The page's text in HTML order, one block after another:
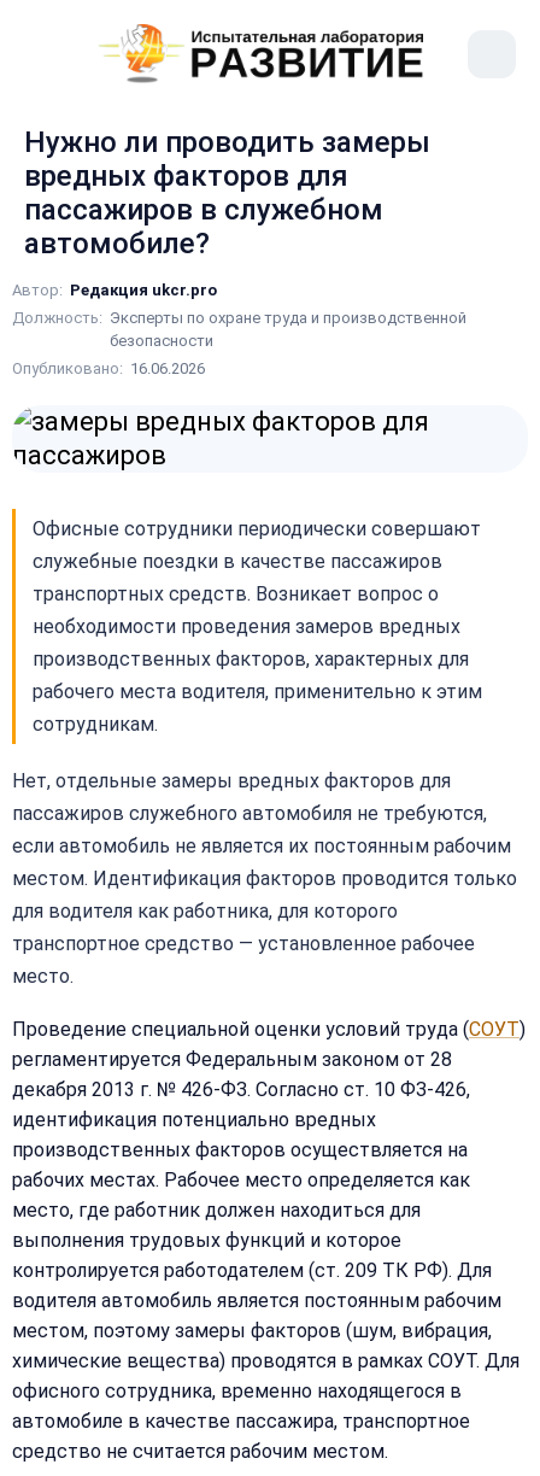
Нужно ли проводить замеры
вредных факторов для
пассажиров в служебном
автомобиле?
Автор: Редакция ukcr.pro
Должность: Эксперты по охране труда и производственной
безопасности
Опубликовано: 16.06.2026
Офисные сотрудники периодически совершают
служебные поездки в качестве пассажиров
транспортных средств. Возникает вопрос о
необходимости проведения замеров вредных
производственных факторов, характерных для
рабочего места водителя, применительно к этим
сотрудникам.
Нет, отдельные замеры вредных факторов для
пассажиров служебного автомобиля не требуются,
если автомобиль не является их постоянным рабочим
местом. Идентификация факторов проводится только
для водителя как работника, для которого
транспортное средство — установленное рабочее
место.
Проведение специальной оценки условий труда (СОУТ)
регламентируется Федеральным законом от 28
декабря 2013 г. № 426-ФЗ. Согласно ст. 10 ФЗ-426,
идентификация потенциально вредных
производственных факторов осуществляется на
рабочих местах. Рабочее место определяется как
место, где работник должен находиться для
выполнения трудовых функций и которое
контролируется работодателем (ст. 209 ТК РФ). Для
водителя автомобиль является постоянным рабочим
местом, поэтому замеры факторов (шум, вибрация,
химические вещества) проводятся в рамках СОУТ. Для
офисного сотрудника, временно находящегося в
автомобиле в качестве пассажира, транспортное
средство не считается рабочим местом.